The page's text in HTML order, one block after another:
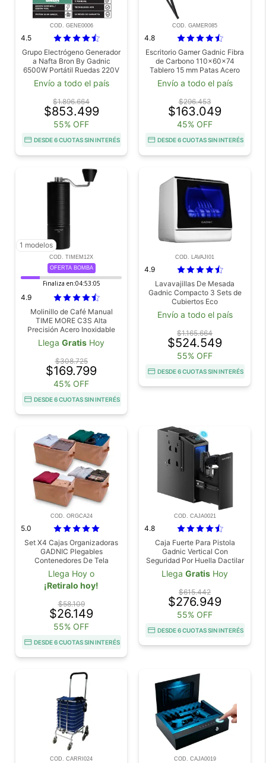
COD. GENE0006
4.5
Grupo Electrógeno Generador
a Nafta Bron By Gadnic
6500W Portátil Ruedas 220V
Arranque Eléctrico
Envío a todo el país
$1.896.664
$853.499
55% OFF
DESDE 6 CUOTAS SIN INTERÉS
COD. GAMER085
4.8
Escritorio Gamer Gadnic Fibra
de Carbono 110x60x74
Tablero 15 mm Patas Acero
Con Posavasos Y Gancho
Para Auricular
Envío a todo el país
$296.453
$163.049
45% OFF
DESDE 6 CUOTAS SIN INTERÉS
1 modelos
COD. TIMEM12X
OFERTA BOMBA
Finaliza en:04:53:04
4.9
Molinillo de Café Manual
TIME MORE C3S Alta
Precisión Acero Inoxidable
Portable Ajuste Molienda 24
Niveles Ideal Pour Over
Llega Gratis Hoy
$308.725
$169.799
45% OFF
DESDE 6 CUOTAS SIN INTERÉS
COD. LAVAJI01
4.9
Lavavajillas De Mesada
Gadnic Compacto 3 Sets de
Cubiertos Eco
Envío a todo el país
$1.165.664
$524.549
55% OFF
DESDE 6 CUOTAS SIN INTERÉS
COD. ORGCA24
5.0
Set X4 Cajas Organizadoras
GADNIC Plegables
Contenedores De Tela
Multiuso
Llega Hoy o
¡Retiralo hoy!
$58.109
$26.149
55% OFF
DESDE 6 CUOTAS SIN INTERÉS
COD. CAJA0021
4.8
Caja Fuerte Para Pistola
Gadnic Vertical Con
Seguridad Por Huella Dactilar
Llave De Acceso Y Código
PIN
Llega Gratis Hoy
$615.442
$276.949
55% OFF
DESDE 6 CUOTAS SIN INTERÉS
COD. CARRI024 COD. CAJA0019